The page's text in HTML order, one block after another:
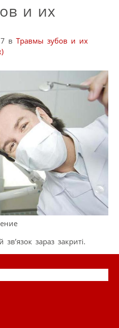
и их
вТравмы зубов и их
зараз закриті.